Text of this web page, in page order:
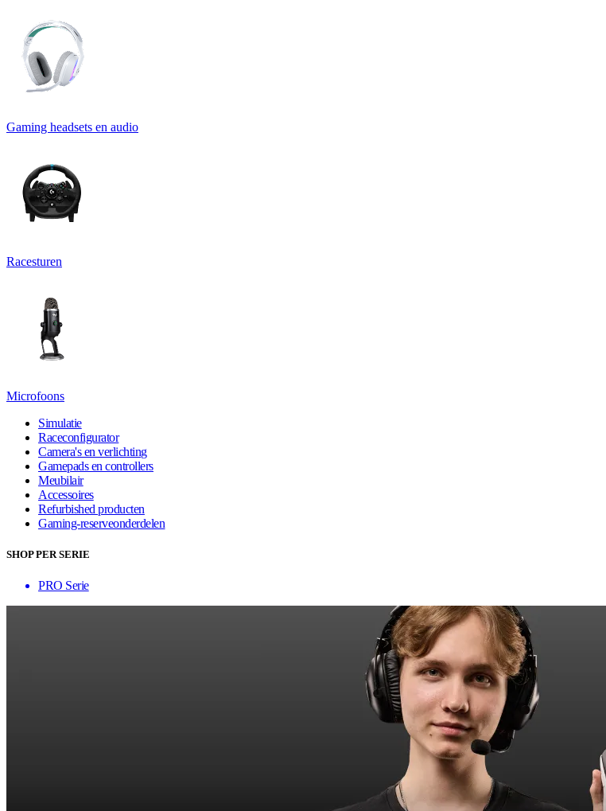
Gaming headsets en audio
Racesturen
Microfoons
Simulatie
Raceconfigurator
Camera's en verlichting
Gamepads en controllers
Meubilair
Accessoires
Refurbished producten
Gaming-reserveonderdelen
SHOP PER SERIE
PRO Serie